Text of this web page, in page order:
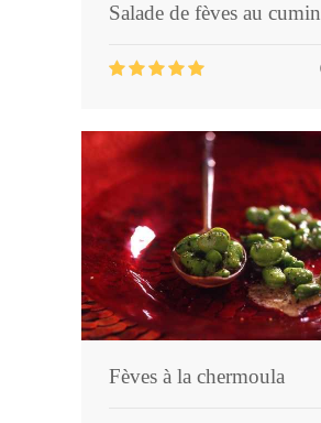
Salade de fèves au cumin
Fèves à la chermoula